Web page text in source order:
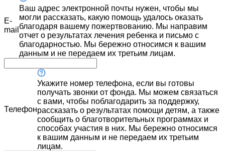
E-
mail
Ваш адрес электронной почты нужен, чтобы мы
могли рассказать, какую помощь удалось оказать
благодаря вашему пожертвованию. Мы направим
отчет о результатах лечения ребенка и письмо с
благодарностью. Мы бережно относимся к вашим
данным и не передаем их третьим лицам.
Телефон
Укажите номер телефона, если вы готовы
получать звонки от фонда. Мы можем связаться
с вами, чтобы поблагодарить за поддержку,
рассказать о результатах помощи детям, а также
сообщить о благотворительных программах и
способах участия в них. Мы бережно относимся
к вашим данным и не передаем их третьим
лицам.